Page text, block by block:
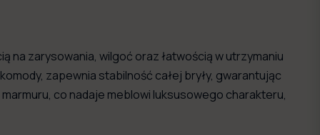
na zarysowania, wilgoć oraz łatwością w utrzymaniu
zapewnia stabilność całej bryły, gwarantując
co nadaje meblowi luksusowego charakteru,